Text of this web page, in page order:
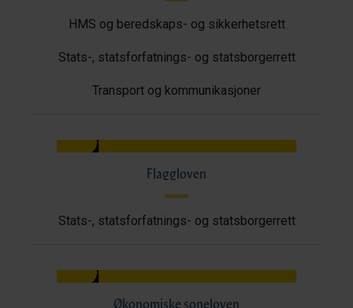
HMS og beredskaps- og sikkerhetsrett
Stats-, statsforfatnings- og statsborgerrett
Transport og kommunikasjoner
Flaggloven
Stats-, statsforfatnings- og statsborgerrett
Økonomiske soneloven